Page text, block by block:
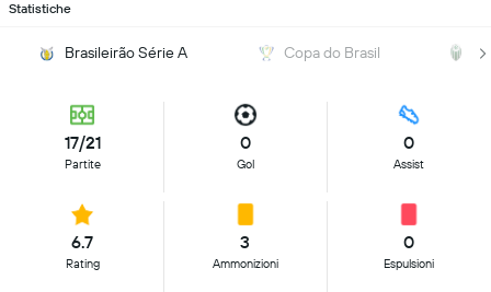
Statistiche
Brasileirão Série A Copa do Brasil
17/21
Partite
0
Gol
0
Assist
6.7
Rating
3
Ammonizioni
0
Espulsioni